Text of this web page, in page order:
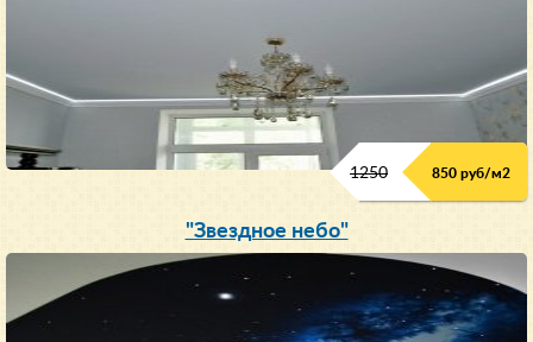
1250 850 руб/м2
"Звездное небо"